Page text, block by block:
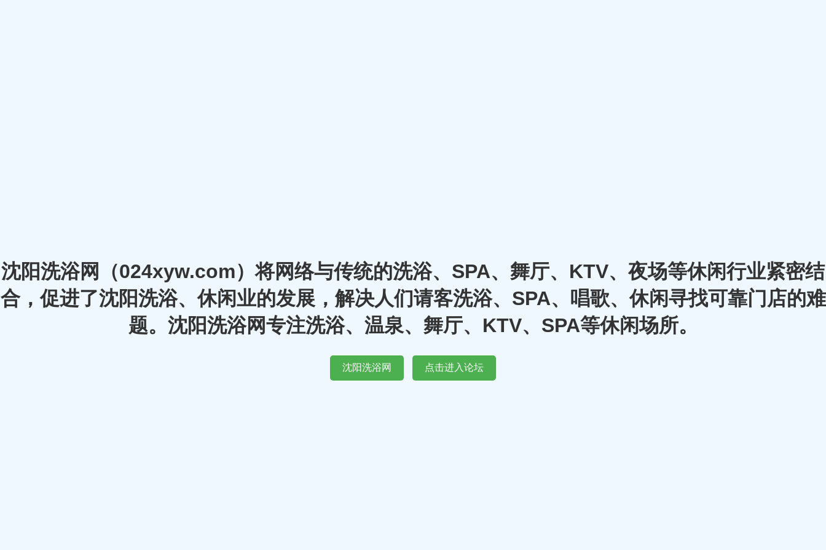
沈阳洗浴网（024xyw.com）将网络与传统的洗浴、SPA、舞厅、KTV、夜场等休闲行业紧密结
合，促进了沈阳洗浴、休闲业的发展，解决人们请客洗浴、SPA、唱歌、休闲寻找可靠门店的难
题。沈阳洗浴网专注洗浴、温泉、舞厅、KTV、SPA等休闲场所。
沈阳洗浴网 点击进入论坛